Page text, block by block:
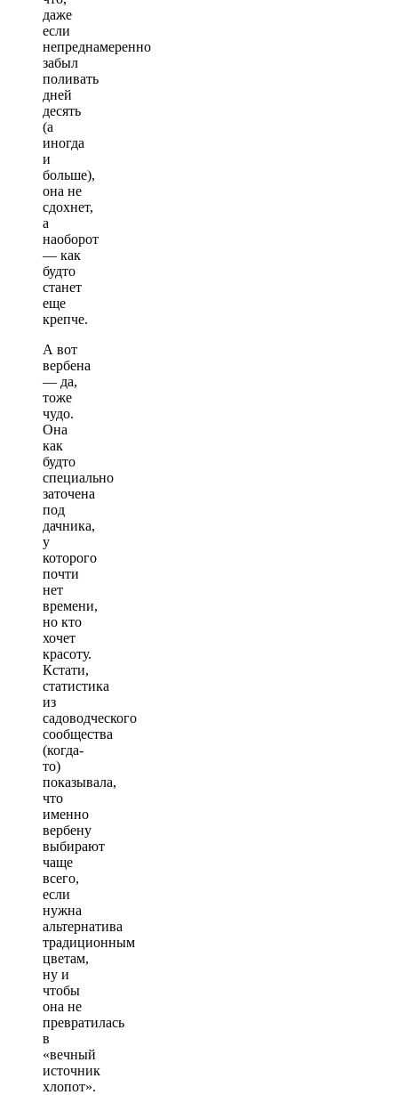
даже
если
непреднамеренно
забыл
поливать
дней
десять
(а
иногда
и
больше),
она не
сдохнет,
а
наоборот
— как
будто
станет
еще
крепче.
А вот
вербена
— да,
тоже
чудо.
Она
как
будто
специально
заточена
под
дачника,
у
которого
почти
нет
времени,
но кто
хочет
красоту.
Кстати,
статистика
из
садоводческого
сообщества
(когда-
то)
показывала,
что
именно
вербену
выбирают
чаще
всего,
если
нужна
альтернатива
традиционным
цветам,
ну и
чтобы
она не
превратилась
в
«вечный
источник
хлопот».